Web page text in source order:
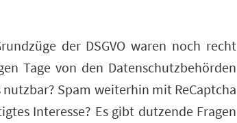
der DSGVO waren noch recht
Tage von den Datenschutzbehörden
Spam weiterhin mit ReCaptcha
Interesse? Es gibt dutzende Fragen